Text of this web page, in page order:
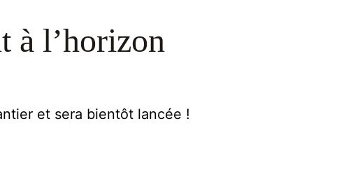
à l’horizon
et sera bientôt lancée !